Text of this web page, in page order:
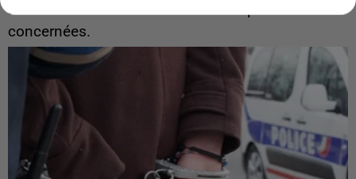
Les données bancaires ne seraient pas
concernées.